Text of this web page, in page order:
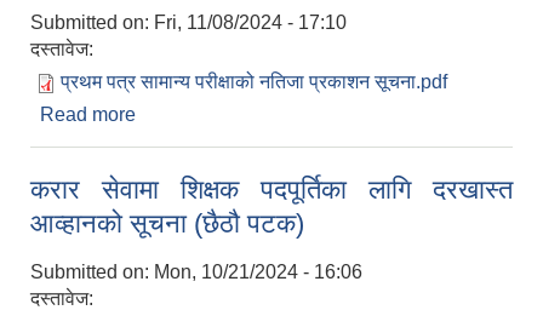
Submitted on: Fri, 11/08/2024 - 17:10
दस्तावेज:
प्रथम पत्र सामान्य परीक्षाको नतिजा प्रकाशन सूचना.pdf
Read more
करार सेवामा शिक्षक पदपूर्तिका लागि दरखास्त
आव्हानको सूचना (छैठौ पटक)
Submitted on: Mon, 10/21/2024 - 16:06
दस्तावेज: